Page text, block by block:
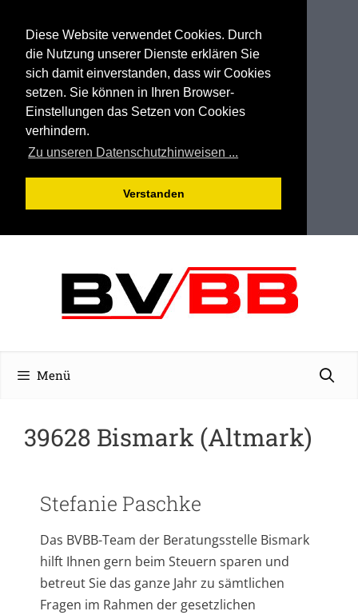
Diese Website verwendet Cookies. Durch
die Nutzung unserer Dienste erklären Sie
sich damit einverstanden, dass wir Cookies
setzen. Sie können in Ihren Browser-
Einstellungen das Setzen von Cookies
verhindern.
Zu unseren Datenschutzhinweisen ...
Verstanden
Menü
39628 Bismark (Altmark)
Stefanie Paschke
Das BVBB-Team der Beratungsstelle Bismark
hilft Ihnen gern beim Steuern sparen und
betreut Sie das ganze Jahr zu sämtlichen
Fragen im Rahmen der gesetzlichen